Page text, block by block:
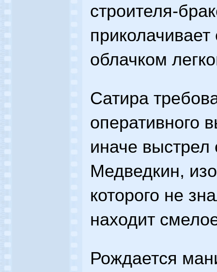
строителя-
облачком
Сатира
оперативного
иначе
Медведкин,
которого не
находит
Рождается